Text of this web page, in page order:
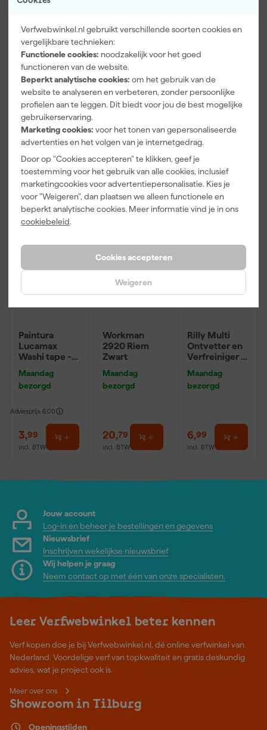
Verfwebwinkel.nl gebruikt verschillende soorten cookies en
vergelijkbare technieken:
Functionele cookies: noodzakelijk voor het goed
functioneren van de website.
Beperkt analytische cookies: om het gebruik van de
website te analyseren en verbeteren, zonder persoonlijke
profielen aan te leggen. Dit biedt voor jou de best mogelijke
gebruikerservaring.
Marketing cookies: voor het tonen van gepersonaliseerde
advertenties en het volgen van je internetgedrag.
Door op "Cookies accepteren" te klikken, geef je
toestemming voor het gebruik van alle cookies, inclusief
marketingcookies voor advertentiepersonalisatie. Kies je
voor "Weigeren", dan plaatsen we alleen functionele en
beperkt analytische cookies. Meer informatie vind je in ons
cookiebeleid.
Cookies accepteren
Weigeren
vermijdt de droger voor een langere levensduur. De
kleurcombinatie wit met navy maakt het stijlvol en praktisch
tegelijk.
Product type
Kenmerken
Geslacht
Maat
Materiaal Katoen
Pasvorm Slim Fit
Vaak gekocht met
Paintura
Lucamax
Washi tape -
Maandag
bezorgd
Adviesprijs 6,00
3,99
incl. BTW
Kassakorting
Workman
2920 Riem
Zwart
Maandag
bezorgd
20,79
incl. BTW
Onze Top 10
Rilly Multi
Ontvetter en
Verfreiniger –
Maandag
bezorgd
6,99
incl. BTW
Jouw account
Log-in en beheer je bestellingen en gegevens
Nieuwsbrief
Inschrijven wekelijkse nieuwsbrief
Wij helpen je graag
Neem contact op met één van onze specialisten.
Leer Verfwebwinkel beter kennen
Verf kopen doe je bij Verfwebwinkel.nl, dé online verfwinkel van
Nederland. Voordelige verf van topkwaliteit en gratis deskundig
advies, wat je project ook is.
Meer over ons
Showroom in Tilburg
Openingstijden